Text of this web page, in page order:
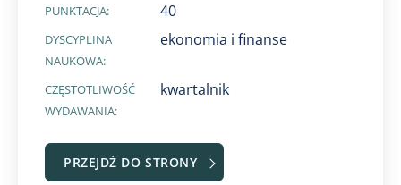
PUNKTACJA: 40
DYSCYPLINA
NAUKOWA:
ekonomia i finanse
CZĘSTOTLIWOŚĆ
WYDAWANIA:
kwartalnik
PRZEJDŹ DO STRONY